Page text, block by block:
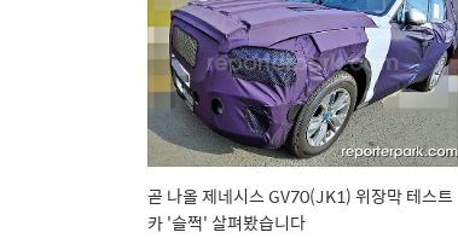
곧 나올 제네시스 GV70(JK1) 위장막 테스트
카 '슬쩍' 살펴봤습니다